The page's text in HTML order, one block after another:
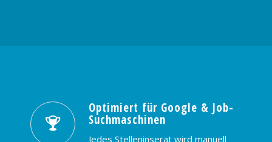
Optimiert für Google & Job-
Suchmaschinen
Jedes Stelleninserat wird manuell